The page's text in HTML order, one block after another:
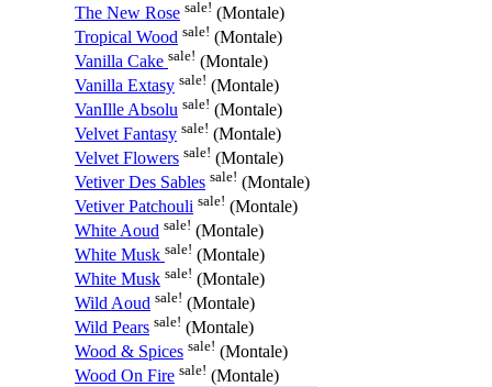
The New Rose sale! (Montale)
Tropical Wood sale! (Montale)
Vanilla Cake sale! (Montale)
Vanilla Extasy sale! (Montale)
VanIlle Absolu sale! (Montale)
Velvet Fantasy sale! (Montale)
Velvet Flowers sale! (Montale)
Vetiver Des Sables sale! (Montale)
Vetiver Patchouli sale! (Montale)
White Aoud sale! (Montale)
White Musk sale! (Montale)
White Musk sale! (Montale)
Wild Aoud sale! (Montale)
Wild Pears sale! (Montale)
Wood & Spices sale! (Montale)
Wood On Fire sale! (Montale)